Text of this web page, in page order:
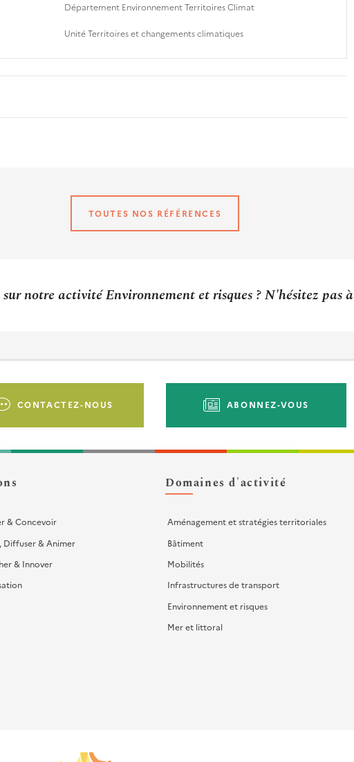
Département Environnement Territoires Climat
Unité Territoires et changements climatiques
TOUTES NOS RÉFÉRENCES
notre activité Environnement et risques ? N'hésitez pas à
CONTACTEZ-NOUS ABONNEZ-VOUS
& Concevoir
Diffuser & Animer
& Innover
Domaines d'activité
Aménagement et stratégies territoriales
Bâtiment
Mobilités
Infrastructures de transport
Environnement et risques
Mer et littoral